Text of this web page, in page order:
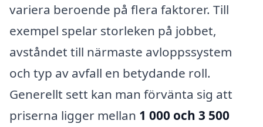
variera beroende på flera faktorer. Till
exempel spelar storleken på jobbet,
avståndet till närmaste avloppssystem
och typ av avfall en betydande roll.
Generellt sett kan man förvänta sig att
priserna ligger mellan 1 000 och 3 500